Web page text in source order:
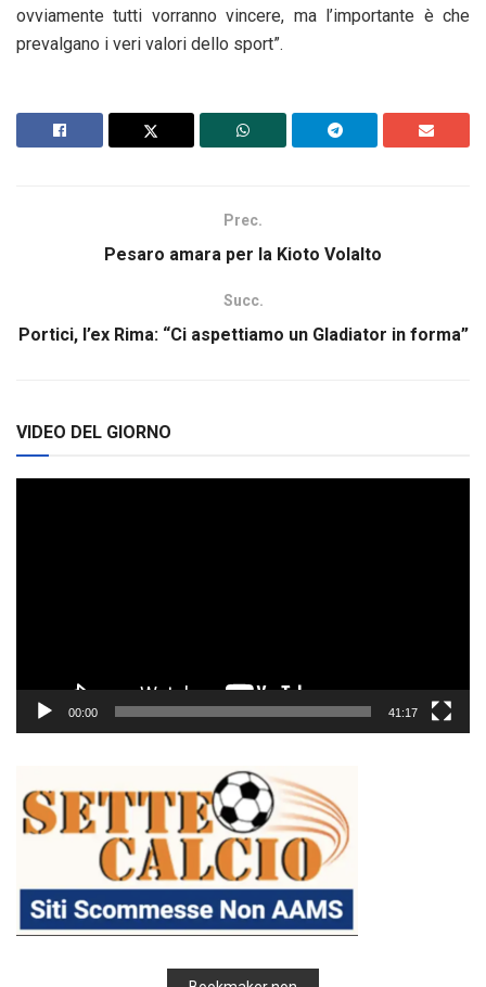
ovviamente tutti vorranno vincere, ma l’importante è che
prevalgano i veri valori dello sport”.
Prec.
Pesaro amara per la Kioto Volalto
Succ.
Portici, l’ex Rima: “Ci aspettiamo un Gladiator in forma”
VIDEO DEL GIORNO
00:00 41:17